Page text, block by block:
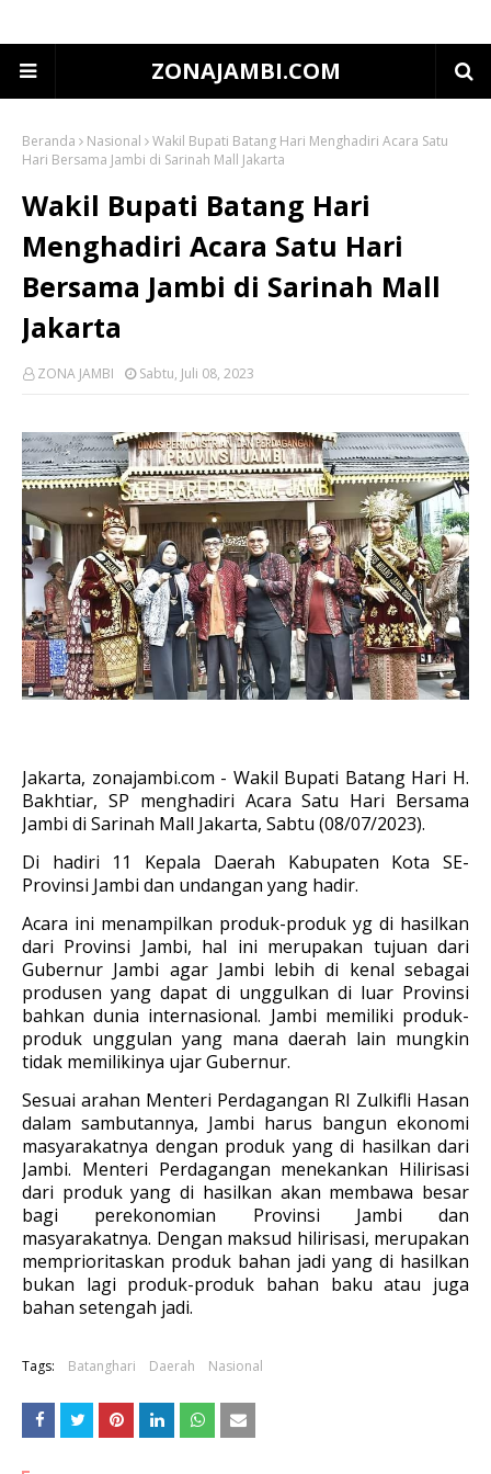
ZONAJAMBI.COM
Beranda Nasional
Wakil Bupati Batang Hari Menghadiri Acara Satu
Hari Bersama Jambi di Sarinah Mall Jakarta
Wakil Bupati Batang Hari
Menghadiri Acara Satu Hari
Bersama Jambi di Sarinah Mall
Jakarta
ZONA JAMBI Sabtu, Juli 08, 2023
Jakarta, zonajambi.com - Wakil Bupati Batang Hari H.
Bakhtiar, SP menghadiri Acara Satu Hari Bersama
Jambi di Sarinah Mall Jakarta, Sabtu (08/07/2023).
Di hadiri 11 Kepala Daerah Kabupaten Kota SE-
Provinsi Jambi dan undangan yang hadir.
Acara ini menampilkan produk-produk yg di hasilkan
dari Provinsi Jambi, hal ini merupakan tujuan dari
Gubernur Jambi agar Jambi lebih di kenal sebagai
produsen yang dapat di unggulkan di luar Provinsi
bahkan dunia internasional. Jambi memiliki produk-
produk unggulan yang mana daerah lain mungkin
tidak memilikinya ujar Gubernur.
Sesuai arahan Menteri Perdagangan RI Zulkifli Hasan
dalam sambutannya, Jambi harus bangun ekonomi
masyarakatnya dengan produk yang di hasilkan dari
Jambi. Menteri Perdagangan menekankan Hilirisasi
dari produk yang di hasilkan akan membawa besar
bagi perekonomian Provinsi Jambi dan
masyarakatnya. Dengan maksud hilirisasi, merupakan
memprioritaskan produk bahan jadi yang di hasilkan
bukan lagi produk-produk bahan baku atau juga
bahan setengah jadi.
Tags: Batanghari Daerah Nasional